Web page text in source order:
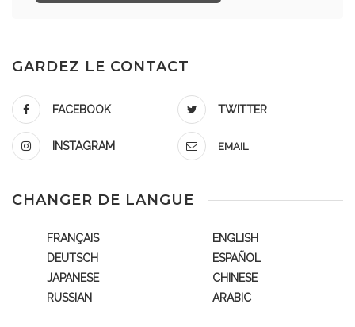
GARDEZ LE CONTACT
FACEBOOK TWITTER
INSTAGRAM EMAIL
CHANGER DE LANGUE
FRANÇAIS
ENGLISH
DEUTSCH
ESPAÑOL
JAPANESE
CHINESE
RUSSIAN
ARABIC